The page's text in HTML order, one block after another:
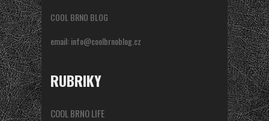
COOL BRNO BLOG
email:info@coolbrnoblog.cz
RUBRIKY
COOL BRNO LIFE